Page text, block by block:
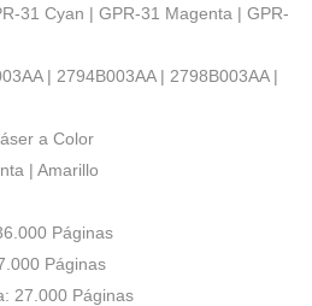
31 Cyan | GPR-31 Magenta | GPR-
| 2794B003AA | 2798B003AA |
a Color
| Amarillo
Páginas
Páginas
27.000 Páginas